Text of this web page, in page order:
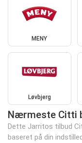
MENY
Løvbjerg
Nærmeste Citti
Dette Jarritos tilbud
baseret på din